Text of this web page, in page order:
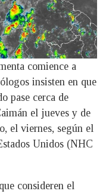
comience a
insisten en que
pase cerca de
el jueves y de
el viernes, según el
Unidos (NHC
consideren el